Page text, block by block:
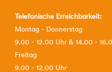
Telefonische Erreichbarkeit:
Montag - Donnerstag
9.00 - 12.00 Uhr & 14.00 -
Freitag
9.00 - 12.00 Uhr